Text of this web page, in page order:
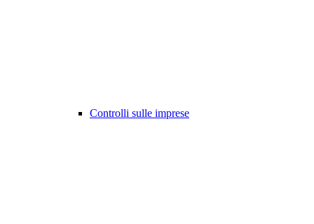
Controlli sulle imprese